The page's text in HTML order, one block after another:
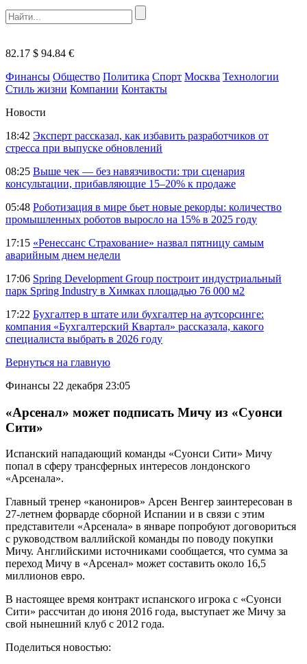
82.17 $ 94.84 €
Финансы Общество Политика Спорт Москва Технологии
Стиль жизни Компании Контакты
Новости
18:42 Эксперт рассказал, как избавить разработчиков от
стресса при выпуске обновлений
08:25 Выше чек — без навязчивости: три сценария
консультации, прибавляющие 15–20% к продаже
05:48 Роботизация в мире бьет новые рекорды: количество
промышленных роботов выросло на 15% в 2025 году
17:15 «Ренессанс Страхование» назвал пятницу самым
аварийным днем недели
17:06 Spring Development Group построит индустриальный
парк Spring Industry в Химках площадью 76 000 м2
17:22 Бухгалтер в штате или бухгалтер на аутсорсинге:
компания «Бухгалтерский Квартал» рассказала, какого
специалиста выбрать в 2026 году
Вернуться на главную
Финансы 22 декабря 23:05
«Арсенал» может подписать Мичу из «Суонси
Сити»
Испанский нападающий команды «Суонси Сити» Мичу
попал в сферу трансферных интересов лондонского
«Арсенала».
Главный тренер «канониров» Арсен Венгер заинтересован в
27-летнем форварде сборной Испании и в связи с этим
представители «Арсенала» в январе попробуют договориться
с руководством валлийской команды по поводу покупки
Мичу. Английскими источниками сообщается, что сумма за
переход Мичу в «Арсенал» может составить около 16,5
миллионов евро.
В настоящее время контракт испанского игрока с «Суонси
Сити» рассчитан до июня 2016 года, выступает же Мичу за
свой нынешний клуб с 2012 года.
Поделиться новостью: